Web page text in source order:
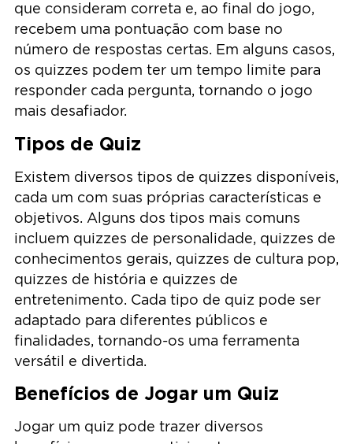
que consideram correta e, ao final do jogo,
recebem uma pontuação com base no
número de respostas certas. Em alguns casos,
os quizzes podem ter um tempo limite para
responder cada pergunta, tornando o jogo
mais desafiador.
Tipos de Quiz
Existem diversos tipos de quizzes disponíveis,
cada um com suas próprias características e
objetivos. Alguns dos tipos mais comuns
incluem quizzes de personalidade, quizzes de
conhecimentos gerais, quizzes de cultura pop,
quizzes de história e quizzes de
entretenimento. Cada tipo de quiz pode ser
adaptado para diferentes públicos e
finalidades, tornando-os uma ferramenta
versátil e divertida.
Benefícios de Jogar um Quiz
Jogar um quiz pode trazer diversos